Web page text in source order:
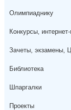
Олимпиаднику
Конкурсы,
Зачеты, экзамены,
Библиотека
Шпаргалки
Проекты